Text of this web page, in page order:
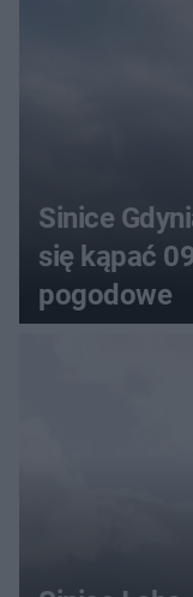
Sinice
się kąpać
pogodowe